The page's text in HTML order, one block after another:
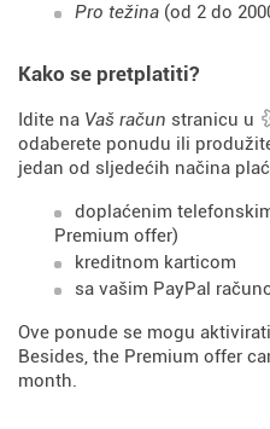
Pro težina (od 2 do
Kako se pretplatiti?
Idite na Vaš račun stranicu u
odaberete ponudu ili
jedan od sljedećih načina
doplaćenim
Premium offer)
kreditnom karticom
sa vašim PayPal
Ove ponude se mogu
Besides, the Premium offer
month.